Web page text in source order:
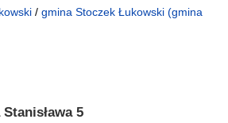
/ gmina Stoczek Łukowski (gmina
5